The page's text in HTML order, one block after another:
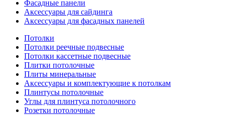
Фасадные панели
Аксессуары для сайдинга
Аксессуары для фасадных панелей
Потолки
Потолки реечные подвесные
Потолки кассетные подвесные
Плитки потолочные
Плиты минеральные
Аксессуары и комплектующие к потолкам
Плинтусы потолочные
Углы для плинтуса потолочного
Розетки потолочные